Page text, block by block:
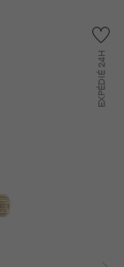
EXPÉDIÉ
24H